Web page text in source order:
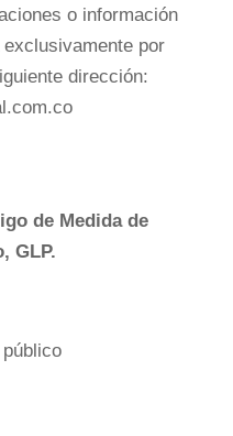
o información
por
dirección:
de Medida de
GLP.